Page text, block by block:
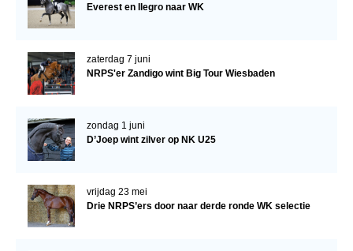
Everest en Ilegro naar WK
zaterdag 7 juni
NRPS'er Zandigo wint Big Tour Wiesbaden
zondag 1 juni
D’Joep wint zilver op NK U25
vrijdag 23 mei
Drie NRPS’ers door naar derde ronde WK selectie